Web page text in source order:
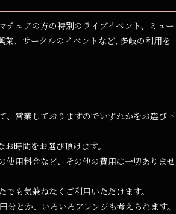
チュアの方の特別のライブイベント、ミュー
業、サークルのイベントなど,,多岐の利用を
、営業しておりますのでいずれかをお選び下
時間をお選び頂けます。
使用料金など、その他の費用は一切ありませ
も気兼ねなくご利用いただけます。
とか、いろいろアレンジも考えられます。